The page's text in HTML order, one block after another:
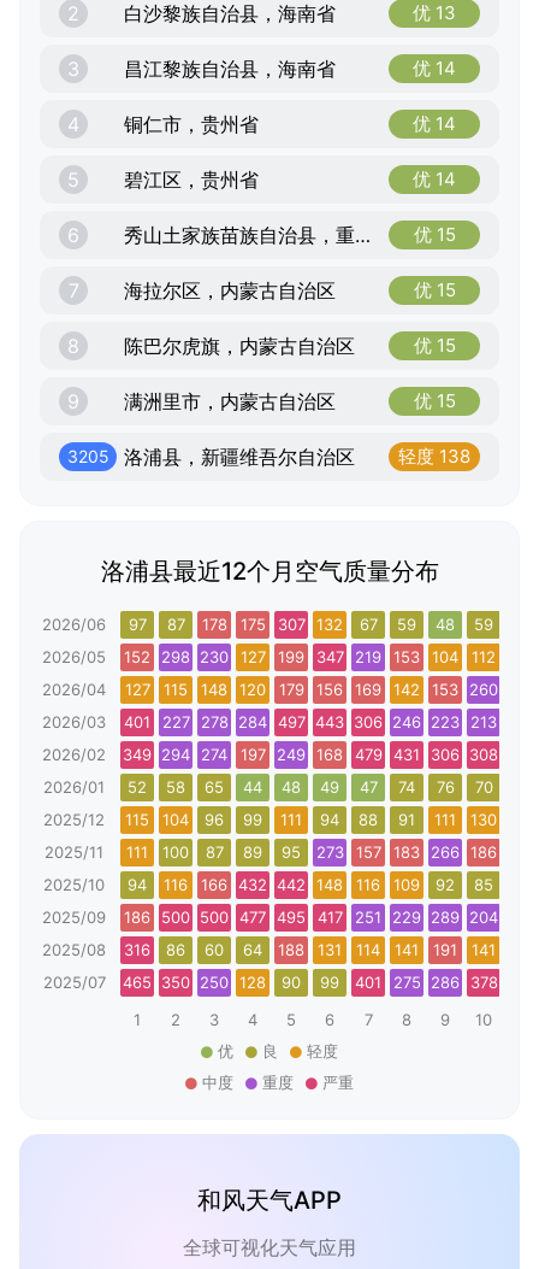
2 白沙黎族自治县，海南省 优 13
3 昌江黎族自治县，海南省 优 14
4 铜仁市，贵州省 优 14
5 碧江区，贵州省 优 14
6 秀山土家族苗族自治县，重庆市 优 15
7 海拉尔区，内蒙古自治区 优 15
8 陈巴尔虎旗，内蒙古自治区 优 15
9 满洲里市，内蒙古自治区 优 15
3205 洛浦县，新疆维吾尔自治区 轻度 138
洛浦县最近12个月空气质量分布
2026/06 97 87 178 175 307 132 67 59 48 59
2026/05
152 298 230 127 199 347 219 153 104 112
2026/04
127 115 148 120 179 156 169 142 153 260
2026/03
401 227 278 284 497 443 306 246 223 213
2026/02
349 294 274 197 249 168 479 431 306 308
2026/01
52 58 65 44 48 49 47 74 76 70
2025/12
115 104 96 99 111 94 88 91 111 130
2025/11
111 100 87 89 95 273 157 183 266 186
2025/10
94 116 166 432 442 148 116 109 92 85
2025/09
186 500 500 477 495 417 251 229 289 204
2025/08
316 86 60 64 188 131 114 141 191 141
2025/07
465 350 250 128 90 99 401 275 286 378
1
2 3 4 5 6 7 8 9 10
优
良
轻度
中度
重度 严重
和风天气APP
全球可视化天气应用